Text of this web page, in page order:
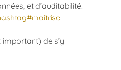
et d’auditabilité.
#maîtrise
de s’y